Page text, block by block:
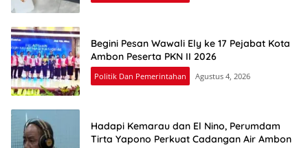
Begini Pesan Wawali Ely ke 17 Pejabat Kota
Ambon Peserta PKN II 2026
Politik Dan Pemerintahan Agustus 4, 2026
Hadapi Kemarau dan El Nino, Perumdam
Tirta Yapono Perkuat Cadangan Air Ambon